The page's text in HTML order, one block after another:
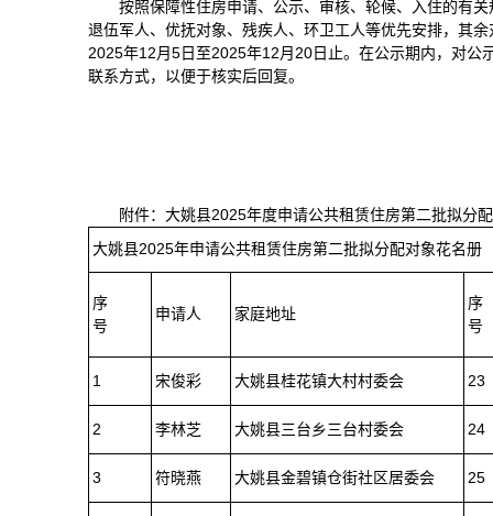
按照保障性住房申请、公示、审核、轮候、入住的有
退伍军人、优抚对象、残疾人、环卫工人等优先安排，其
2025年12月5日至2025年12月20日止。在公示期内，对
联系方式，以便于核实后回复。
附件：大姚县2025年度申请公共租赁住房第二批拟分
大姚县2025年申请公共租赁住房第二批拟分配对象花名册
序
号
申请人 家庭地址
序
号
1 宋俊彩 大姚县桂花镇大村村委会 23
2 李林芝 大姚县三台乡三台村委会 24
3 符晓燕 大姚县金碧镇仓街社区居委会 25